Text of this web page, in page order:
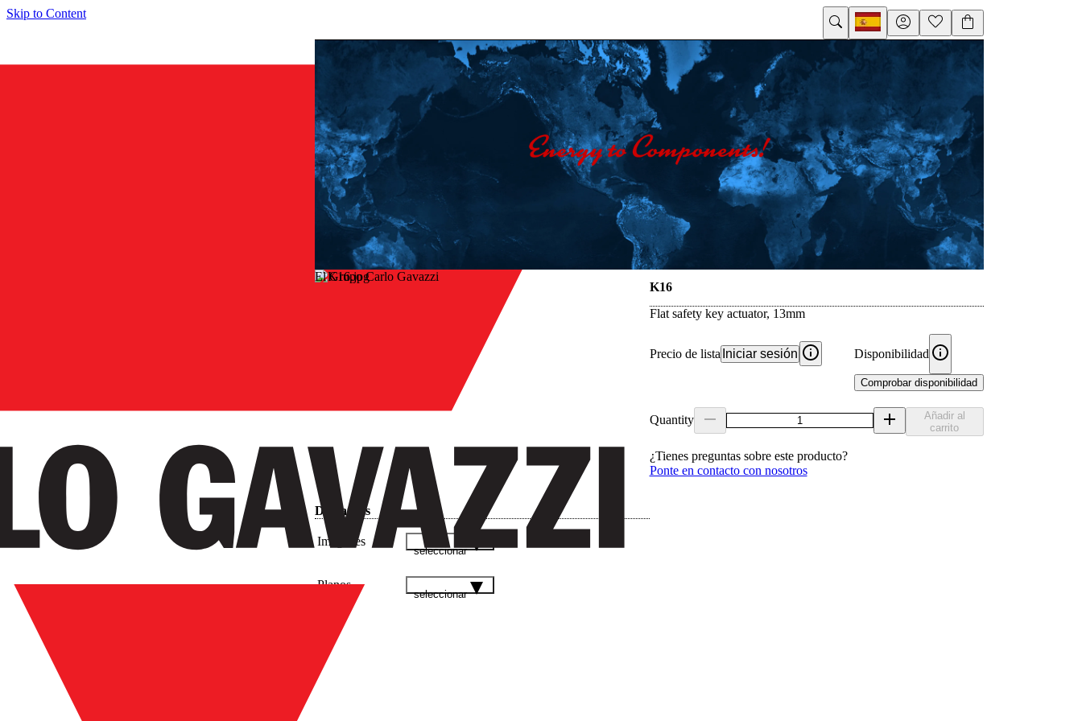
Skip to Content
El Grupo Carlo Gavazzi
K16
Flat safety key actuator, 13mm
Precio de lista Iniciar sesión Disponibilidad
Comprobar disponibilidad
Quantity
Añadir al
carrito
¿Tienes preguntas sobre este producto?
Ponte en contacto con nosotros
Descargas
Imágenes
seleccionar
Planos
seleccionar